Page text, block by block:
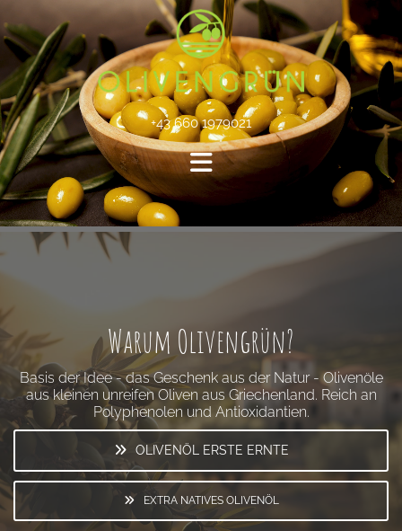
+43 660 1979021
Warum Olivengrün?
Basis der Idee - das Geschenk aus der Natur - Olivenöle
aus kleinen unreifen Oliven aus Griechenland. Reich an
Polyphenolen und Antioxidantien.
OLIVENÖL ERSTE ERNTE
EXTRA NATIVES OLIVENÖL